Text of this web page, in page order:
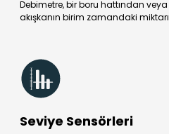
Debimetre, bir boru hattından
akışkanın birim zamandaki
Seviye Sensörleri